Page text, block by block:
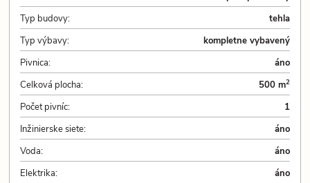
Typ budovy:
tehla
Typ výbavy:
kompletne vybavený
Pivnica:
áno
Celková plocha:
500 m2
Počet pivníc:
1
Inžinierske siete:
áno
Voda:
áno
Elektrika:
áno